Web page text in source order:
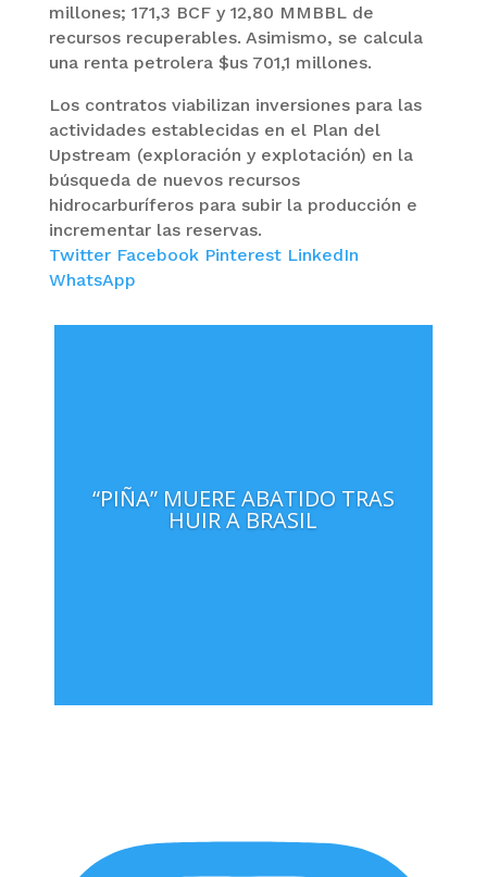
millones; 171,3 BCF y 12,80 MMBBL de
recursos recuperables. Asimismo, se calcula
una renta petrolera $us 701,1 millones.
Los contratos viabilizan inversiones para las
actividades establecidas en el Plan del
Upstream (exploración y explotación) en la
búsqueda de nuevos recursos
hidrocarburíferos para subir la producción e
incrementar las reservas.
Twitter Facebook Pinterest LinkedIn
WhatsApp
“PIÑA” MUERE ABATIDO TRAS
HUIR A BRASIL